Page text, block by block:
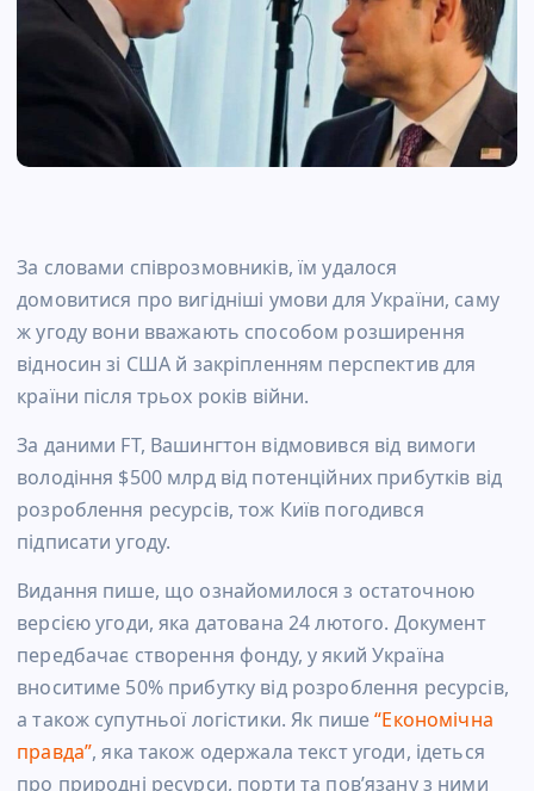
За словами співрозмовників, їм удалося
домовитися про вигідніші умови для України, саму
ж угоду вони вважають способом розширення
відносин зі США й закріпленням перспектив для
країни після трьох років війни.
За даними FT, Вашингтон відмовився від вимоги
володіння $500 млрд від потенційних прибутків від
розроблення ресурсів, тож Київ погодився
підписати угоду.
Видання пише, що ознайомилося з остаточною
версією угоди, яка датована 24 лютого. Документ
передбачає створення фонду, у який Україна
вноситиме 50% прибутку від розроблення ресурсів,
а також супутньої логістики. Як пише“Економічна
правда”, яка також одержала текст угоди, ідеться
про природні ресурси, порти та пов’язану з ними